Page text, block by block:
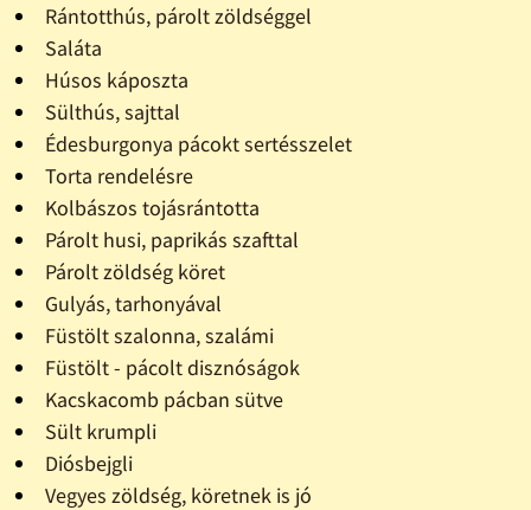
Rántotthús, párolt zöldséggel
Saláta
Húsos káposzta
Sülthús, sajttal
Édesburgonya pácokt sertésszelet
Torta rendelésre
Kolbászos tojásrántotta
Párolt husi, paprikás szafttal
Párolt zöldség köret
Gulyás, tarhonyával
Füstölt szalonna, szalámi
Füstölt - pácolt disznóságok
Kacskacomb pácban sütve
Sült krumpli
Diósbejgli
Vegyes zöldség, köretnek is jó